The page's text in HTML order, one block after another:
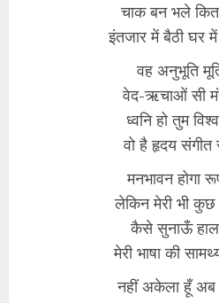
चाक बन भले
इंतजार में बैठी घर
वह अनुभूति
वेद-ऋचाओं सी
ध्वनि हो तुम
वो है हृदय संगीत
मनभावन होगा
लेकिन मेरी भी कुछ
कैसे सुनाऊँ
मेरी भाषा की
नहीं अकेला हूँ